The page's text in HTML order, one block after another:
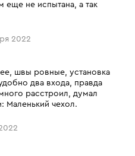
не испытана, а так
2022
швы ровные, установка
два входа, правда
расстроил, думал
Маленький чехол.